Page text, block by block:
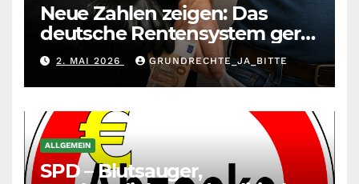
Neue Zahlen zeigen: Das
deutsche Rentensystem gerät
durch die
Massenzuwanderung
zunehmend unter die Räder.
2. MAI 2026 GRUNDRECHTE_JA_BITTE
ALLGEMEIN
SPD – Blutsauger,